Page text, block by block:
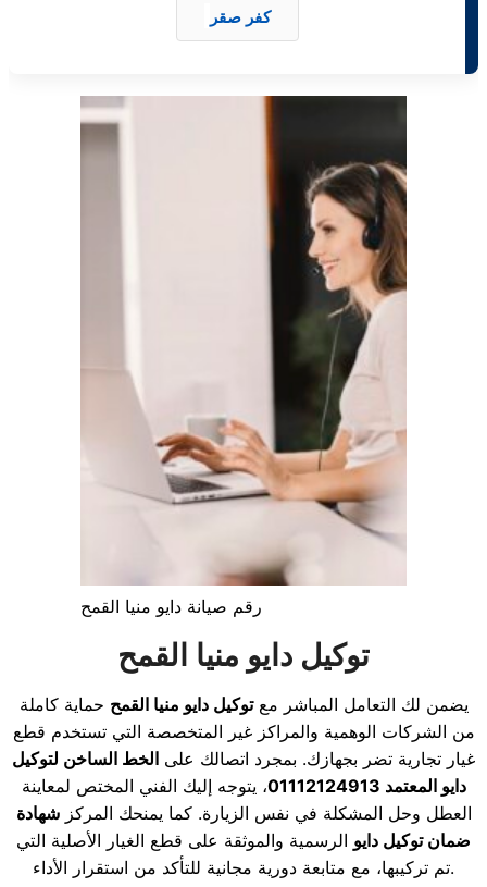
كفر صقر
رقم صيانة دايو منيا القمح
توكيل دايو منيا القمح
يضمن لك التعامل المباشر معتوكيل دايو منيا القمح حماية كاملة
من الشركات الوهمية والمراكز غير المتخصصة التي تستخدم قطع
غيار تجارية تضر بجهازك. بمجرد اتصالك على الخط الساخن لتوكيل
دايو المعتمد 01112124913
، يتوجه إليك الفني المختص لمعاينة
العطل وحل المشكلة في نفس الزيارة. كما يمنحك المركزشهادة
ضمان توكيل دايو الرسمية والموثقة على قطع الغيار الأصلية التي
تم تركيبها، مع متابعة دورية مجانية للتأكد من استقرار الأداء.